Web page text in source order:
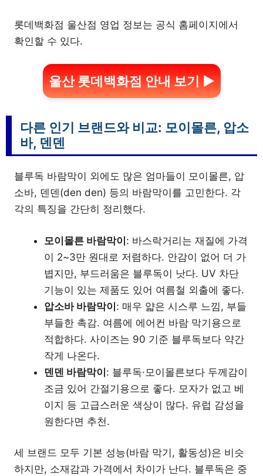
롯데백화점 울산점 영업 정보는 공식 홈페이지에서
확인할 수 있다.
울산 롯데백화점 안내 보기 ▶
다른 인기 브랜드와 비교: 모이몰른, 압소
바, 덴덴
블루독 바람막이 외에도 많은 엄마들이 모이몰른, 압
소바, 덴덴(den den) 등의 바람막이를 고민한다. 각
각의 특징을 간단히 정리했다.
모이몰른 바람막이: 바스락거리는 재질에 가격
이 2~3만 원대로 저렴하다. 안감이 없어 더 가
볍지만, 부드러움은 블루독이 낫다. UV 차단
기능이 있는 제품도 있어 여름철 외출에 좋다.
압소바 바람막이: 매우 얇은 시스루 느낌, 부들
부들한 촉감. 여름에 에어컨 바람 막기용으로
적합하다. 사이즈는 90 기준 블루독보다 약간
작게 나온다.
덴덴 바람막이: 블루독·모이몰른보다 두께감이
조금 있어 간절기용으로 좋다. 모자가 없고 베
이지 등 고급스러운 색상이 많다. 유럽 감성을
원한다면 추천.
세 브랜드 모두 기본 성능(바람 막기, 활동성)은 비슷
하지만, 소재감과 가격에서 차이가 난다. 블루독은 중